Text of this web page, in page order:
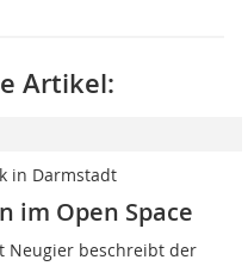
Artikel:
in Darmstadt
im Open Space
Neugier beschreibt der